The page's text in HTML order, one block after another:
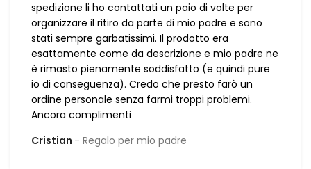
spedizione li ho contattati un paio di volte per
organizzare il ritiro da parte di mio padre e sono
stati sempre garbatissimi. Il prodotto era
esattamente come da descrizione e mio padre ne
è rimasto pienamente soddisfatto (e quindi pure
io di conseguenza). Credo che presto farò un
ordine personale senza farmi troppi problemi.
Ancora complimenti
Cristian
Regalo per mio padre